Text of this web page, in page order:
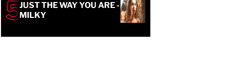
JUST THE WAY YOU ARE -
MILKY